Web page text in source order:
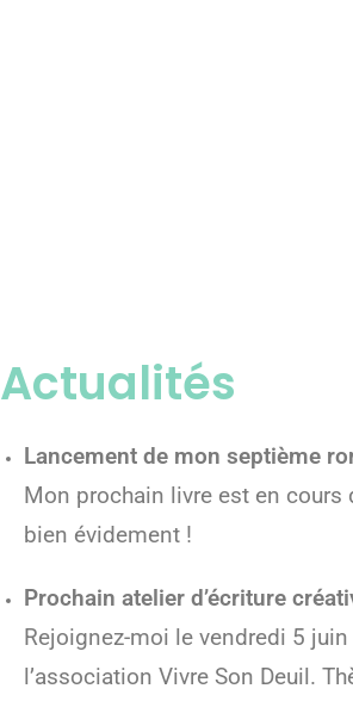
Actualités
Lancement de mon septième
Mon prochain livre est en cours
bien évidement !
Prochain atelier d’écriture
Rejoignez-moi le vendredi 5
l’association Vivre Son Deuil.